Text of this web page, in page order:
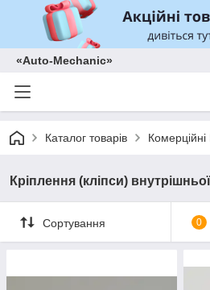
«Auto-Mechanic»
Каталог товарів
Кріплення (кліпси)
Сортування 0